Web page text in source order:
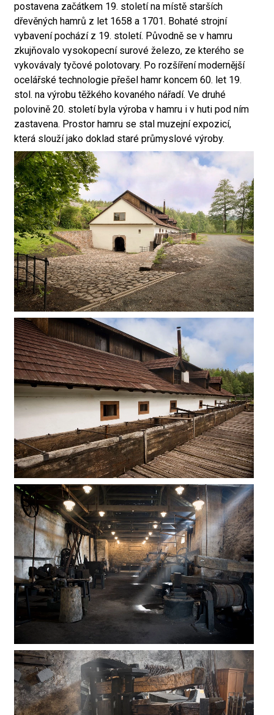
postavena začátkem 19. století na místě starších
dřevěných hamrů z let 1658 a 1701. Bohaté strojní
vybavení pochází z 19. století. Původně se v hamru
zkujňovalo vysokopecní surové železo, ze kterého se
vykovávaly tyčové polotovary. Po rozšíření modernější
ocelářské technologie přešel hamr koncem 60. let 19.
stol. na výrobu těžkého kovaného nářadí. Ve druhé
polovině 20. století byla výroba v hamru i v huti pod ním
zastavena. Prostor hamru se stal muzejní expozicí,
která slouží jako doklad staré průmyslové výroby.